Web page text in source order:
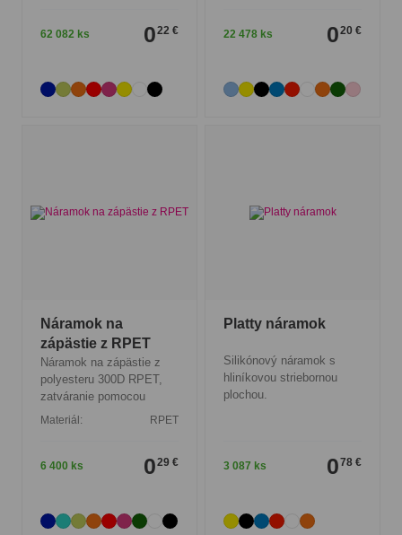
62 082 ks 0 22 € 22 478 ks 0 20 €
Náramok na
zápästie z RPET
Náramok na zápästie z
polyesteru 300D RPET,
zatváranie pomocou
Materiál: RPET
6 400 ks 0 29 €
Platty náramok
Silikónový náramok s
hliníkovou striebornou
plochou.
3 087 ks 0 78 €